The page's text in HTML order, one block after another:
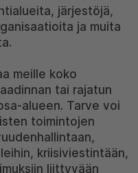
järjestöjä,
ja muita
meille koko
tai rajatun
alueen. Tarve voi
toimintojen
kriisiviestintään,
liittyvään